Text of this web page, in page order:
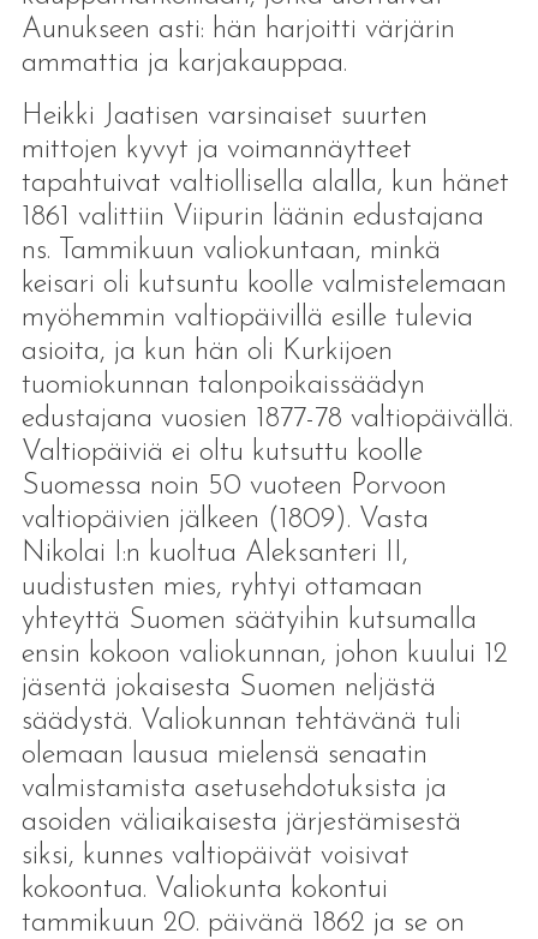
Aunukseen asti: hän harjoitti värjärin
ammattia ja karjakauppaa.
Heikki Jaatisen varsinaiset suurten
mittojen kyvyt ja voimannäytteet
tapahtuivat valtiollisella alalla, kun hänet
1861 valittiin Viipurin läänin edustajana
ns. Tammikuun valiokuntaan, minkä
keisari oli kutsuntu koolle valmistelemaan
myöhemmin valtiopäivillä esille tulevia
asioita, ja kun hän oli Kurkijoen
tuomiokunnan talonpoikaissäädyn
edustajana vuosien 1877-78 valtiopäivällä.
Valtiopäiviä ei oltu kutsuttu koolle
Suomessa noin 50 vuoteen Porvoon
valtiopäivien jälkeen (1809). Vasta
Nikolai I:n kuoltua Aleksanteri II,
uudistusten mies, ryhtyi ottamaan
yhteyttä Suomen säätyihin kutsumalla
ensin kokoon valiokunnan, johon kuului 12
jäsentä jokaisesta Suomen neljästä
säädystä. Valiokunnan tehtävänä tuli
olemaan lausua mielensä senaatin
valmistamista asetusehdotuksista ja
asoiden väliaikaisesta järjestämisestä
siksi, kunnes valtiopäivät voisivat
kokoontua. Valiokunta kokontui
tammikuun 20. päivänä 1862 ja se on